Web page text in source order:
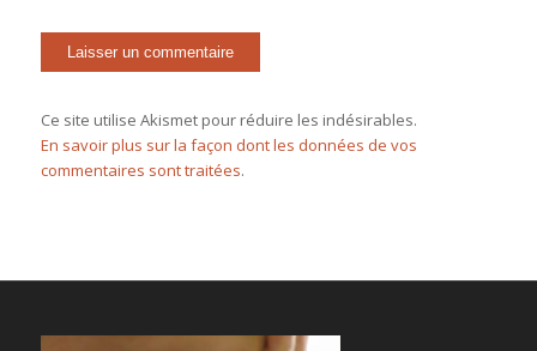
Ce site utilise Akismet pour réduire les indésirables.
En savoir plus sur la façon dont les données de vos
commentaires sont traitées.